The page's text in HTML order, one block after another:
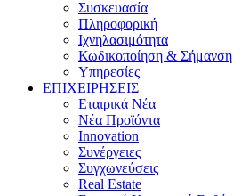
Συσκευασία
Πληροφορική
Ιχνηλασιμότητα
Κωδικοποίηση & Σήμανση
Υπηρεσίες
ΕΠΙΧΕΙΡΗΣΕΙΣ
Εταιρικά Νέα
Νέα Προϊόντα
Innovation
Συνέργειες
Συγχωνεύσεις
Real Estate